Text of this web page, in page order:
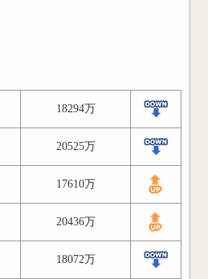
18294万
20525万
17610万
20436万
18072万